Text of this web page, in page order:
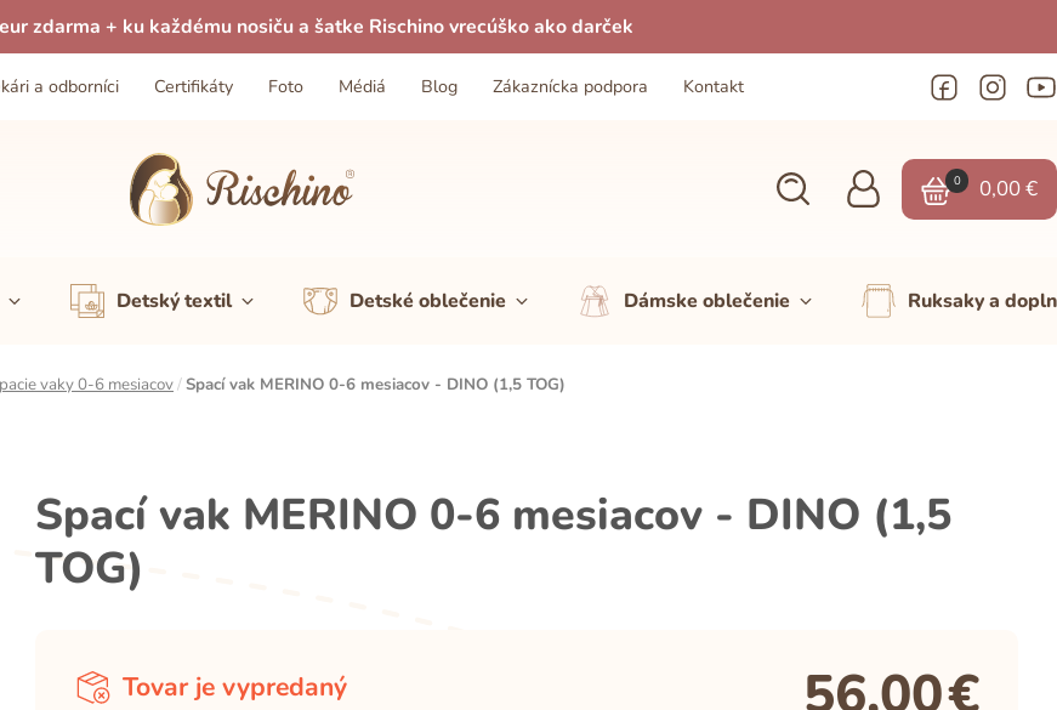
zdarma + ku každému nosiču a šatke Rischino vrecúško ako darček
a odborníci Certifikáty Foto Médiá Blog Zákaznícka podpora Kontakt
0 0,00€
Detský textil Detské oblečenie Dámske oblečenie Ruksaky a
vaky 0-6 mesiacov/Spací vak MERINO 0-6 mesiacov - DINO (1,5 TOG)
Spací vak MERINO 0-6 mesiacov - DINO (1,5
TOG)
Tovar je vypredaný 56,00€